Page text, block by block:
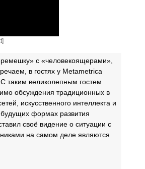
]
с «человекоящерами»,
в гостях у Metametrica
таким великолепным гостем
обсуждения традиционных в
искусственного интеллекта и
формах развития
своё видение о ситуации с
на самом деле являются